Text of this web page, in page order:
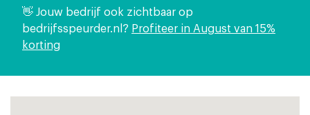
👋 Jouw bedrijf ook zichtbaar op
bedrijfsspeurder.nl? Profiteer in August van 15%
korting